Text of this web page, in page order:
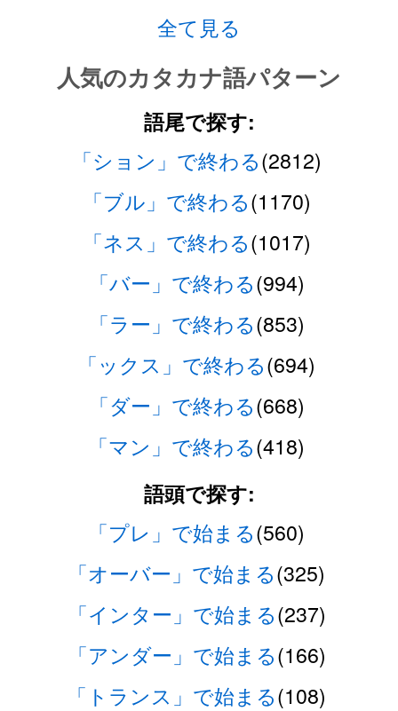
全て見る
人気のカタカナ語パターン
語尾で探す:
「ション」で終わる(2812)
「ブル」で終わる(1170)
「ネス」で終わる(1017)
「バー」で終わる(994)
「ラー」で終わる(853)
「ックス」で終わる(694)
「ダー」で終わる(668)
「マン」で終わる(418)
語頭で探す:
「プレ」で始まる(560)
「オーバー」で始まる(325)
「インター」で始まる(237)
「アンダー」で始まる(166)
「トランス」で始まる(108)